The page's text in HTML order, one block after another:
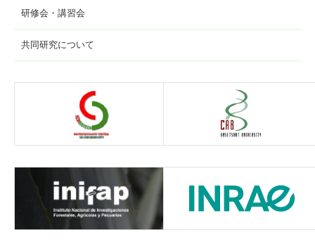
研修会・講習会
共同研究について